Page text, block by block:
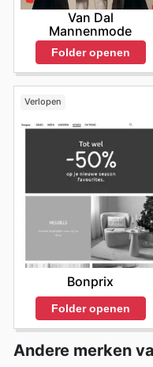
Van Dal
Mannenmode
Folder openen
Verlopen
Bonprix
Folder openen
Andere merken